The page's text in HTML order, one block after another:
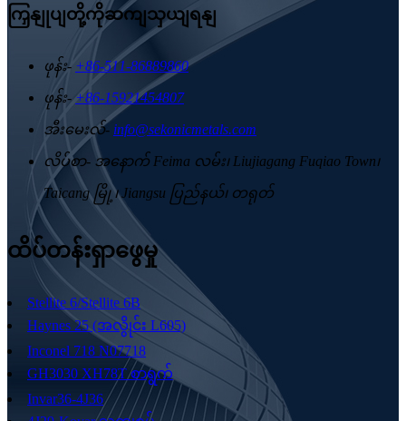
ကြှနျုပျတို့ကိုဆကျသှယျရနျ
ဖုန်း- +86-511-86889860
ဖုန်း- +86-15921454807
အီးမေးလ်- info@sekonicmetals.com
လိပ်စာ- အနောက် Feima လမ်း၊ Liujiagang Fuqiao Town၊
Taicang မြို့၊ Jiangsu ပြည်နယ်၊ တရုတ်
ထိပ်တန်းရှာဖွေမှု
Stellite 6/Stellite 6B
Haynes 25 (အလွိုင်း L605)
Inconel 718 N07718
GH3030 XH78T စာရွက်
Invar36-4J36